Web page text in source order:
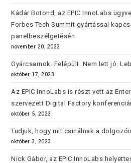
Kádár Botond, az EPIC InnoLabs
Forbes Tech Summit gyártással
panelbeszélgetésén
november 20, 2023
Gyárcsarnok. Felépült. Nem lett jó.
október 17, 2023
Az EPIC InnoLabs is részt vett az
szervezett Digital Factory
október 5, 2023
Tudjuk, hogy mit csinálnak a
október 3, 2023
Nick Gábor, az EPIC InnoLabs